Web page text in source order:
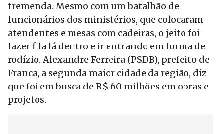
tremenda. Mesmo com um batalhão de
funcionários dos ministérios, que colocaram
atendentes e mesas com cadeiras, o jeito foi
fazer fila lá dentro e ir entrando em forma de
rodízio. Alexandre Ferreira (PSDB), prefeito de
Franca, a segunda maior cidade da região, diz
que foi em busca de R$ 60 milhões em obras e
projetos.